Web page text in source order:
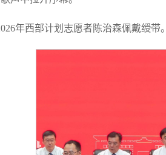
年西部计划志愿者陈治森佩戴绶带。